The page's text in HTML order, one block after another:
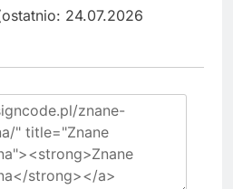
24.07.2026